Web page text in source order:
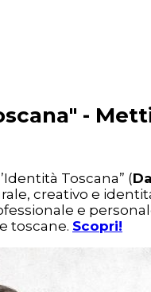
-
Toscana” (
creativo e
e
toscane. Scopri!